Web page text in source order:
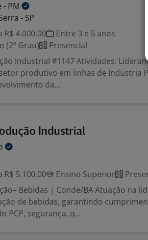
- PM
- SP
R$ 4.000,00
Entre 3 e 5 anos
(2º Grau)
Presencial
Industrial #1147 Atividades:
produtivo em linhas de Industria
da...
Industrial
R$ 5.100,00
Ensino Superior
Bebidas | Conde/BA Atuação na
de bebidas, garantindo
PCP, segurança, q...